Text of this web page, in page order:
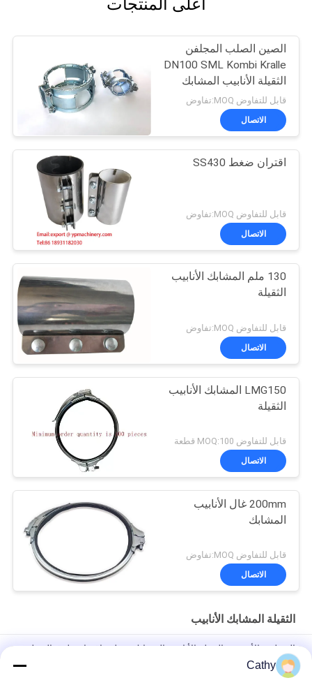
أعلى المنتجات
الصين الصلب المجلفن
DN100 SML Kombi Kralle
الثقيلة الأنابيب المشابك
قابل للتفاوض MOQ:تفاوض
الاتصال
اقتران ضغط SS430
قابل للتفاوض MOQ:تفاوض
الاتصال
130 ملم المشابك الأنابيب
الثقيلة
قابل للتفاوض MOQ:تفاوض
الاتصال
LMG150 المشابك الأنابيب
الثقيلة
قابل للتفاوض MOQ:100 قطعة
الاتصال
200mm غال الأنابيب
المشابك
قابل للتفاوض MOQ:تفاوض
الاتصال
الثقيلة المشابك الأنابيب
المجلفن الأوروبية الثقيلة الأنابيب المشابك مخلب اقتران طوق المجلفن
Cathy